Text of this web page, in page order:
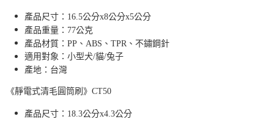
產品尺寸：16.5公分x8公分x5公分
產品重量：77公克
產品材質：PP、ABS、TPR、不鏽鋼針
適用對象：小型犬/貓/兔子
產地：台灣
《靜電式清毛圓筒刷》CT50
產品尺寸：18.3公分x4.3公分